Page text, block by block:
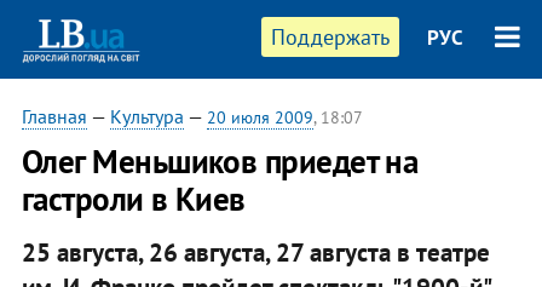
Поддержать РУС
Главная — Культура — 20 июля 2009, 18:07
Олег Меньшиков приедет на
гастроли в Киев
25 августа, 26 августа, 27 августа в театре